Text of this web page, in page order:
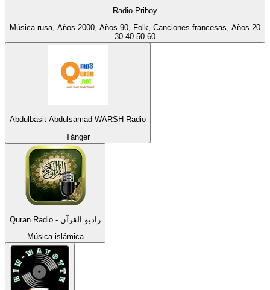
Radio Priboy
Música rusa, Años 2000, Años 90, Folk, Canciones francesas, Años 20
30 40 50 60
Abdulbasit Abdulsamad WARSH Radio
Tánger
Quran Radio - راديو القرآن
Música islámica